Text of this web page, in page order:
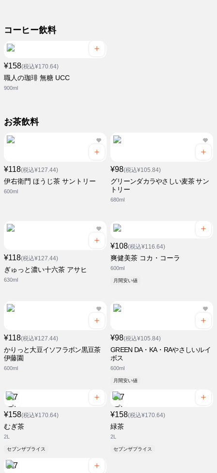
コーヒー飲料
¥158(税込¥170.64)
職人の珈琲 無糖 UCC
900ml
お茶飲料
¥118(税込¥127.44)
伊右衛門 ほうじ茶 サントリー
600ml
¥98(税込¥105.84)
グリーンダカラやさしい麦茶 サン
トリー
680ml
¥118(税込¥127.44)
ぎゅっと濃い十六茶 アサヒ
630ml
¥108(税込¥116.64)
爽健美茶 コカ・コーラ
600ml
月間安い値
¥118(税込¥127.44)
かりっと大豆イソフラボン黒豆茶
伊藤園
600ml
¥98(税込¥105.84)
GREEN DA・KA・RAやさしいルイ
ボス
600ml
月間安い値
¥158(税込¥170.64)
むぎ茶
2L
セブンザプライス
¥158(税込¥170.64)
緑茶
2L
セブンザプライス